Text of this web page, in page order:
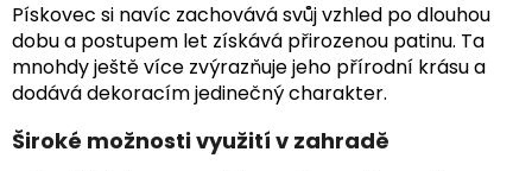
Pískovec si navíc zachovává svůj vzhled po dlouhou
dobu a postupem let získává přirozenou patinu. Ta
mnohdy ještě více zvýrazňuje jeho přírodní krásu a
dodává dekoracím jedinečný charakter.
Široké možnosti využití v zahradě